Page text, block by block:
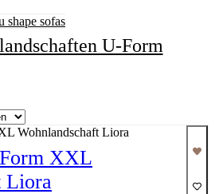
U-Form
XXL
Liora